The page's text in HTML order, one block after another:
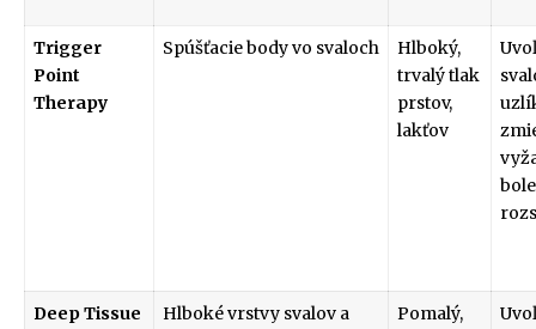
Trigger
Point
Therapy
Spúšťacie body vo svaloch
Hlboký,
trvalý tlak
prstov,
lakťov
Deep Tissue
Hlboké vrstvy svalov a
Pomalý,